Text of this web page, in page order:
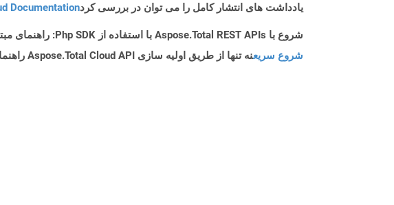
یادداشت های انتشار کامل را می توان در بررسی کردDocumentation
شروع با Aspose.Total REST APIs با استفاده از Php SDK: راهنمای مبتدی
شروع سریعنه تنها از طریق اولیه سازی Aspose.Total Cloud API راهنمایی می کند، بلکه به نصب کتابخانه های مورد نیاز نیز کمک می کند.